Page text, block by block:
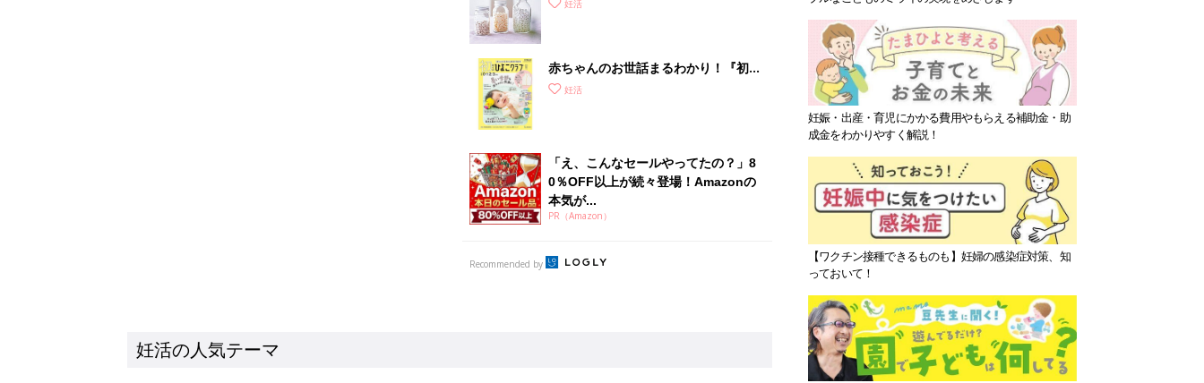
妊活
赤ちゃんのお世話まるわかり！『初め
てのひよこクラブ 夏号』〈巻頭大特
妊活
「え、こんなセールやってたの？」8
0％OFF以上が続々登場！Amazonの
本気が...
PR（Amazon）
Recommended by
妊活の人気テーマ
妊娠・出産・育児にかかる費用やもらえる補助金・助
成金をわかりやすく解説！
【ワクチン接種できるものも】妊婦の感染症対策、知
っておいて！